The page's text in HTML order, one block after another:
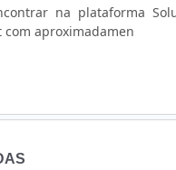
na plataforma
aproximadamen